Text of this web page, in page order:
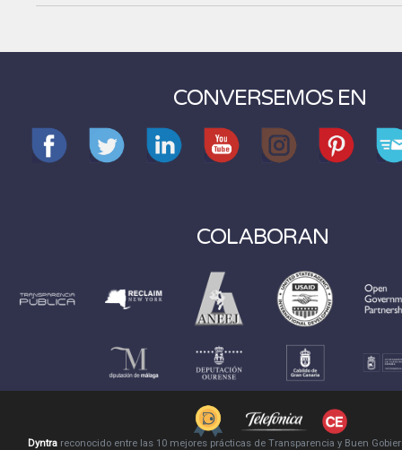
CONVERSEMOS EN
COLABORAN
Dyntrareconocido entre las 10 mejores prácticas de Transparencia y Buen